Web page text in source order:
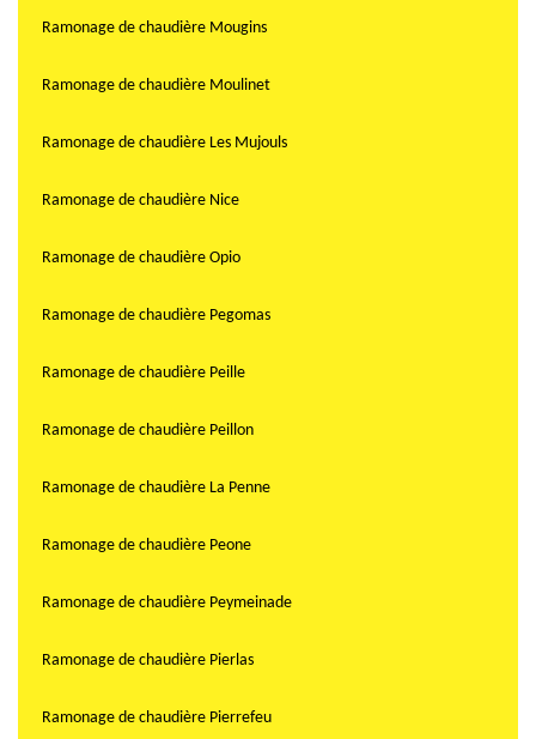
Ramonage de chaudière Mougins
Ramonage de chaudière Moulinet
Ramonage de chaudière Les Mujouls
Ramonage de chaudière Nice
Ramonage de chaudière Opio
Ramonage de chaudière Pegomas
Ramonage de chaudière Peille
Ramonage de chaudière Peillon
Ramonage de chaudière La Penne
Ramonage de chaudière Peone
Ramonage de chaudière Peymeinade
Ramonage de chaudière Pierlas
Ramonage de chaudière Pierrefeu